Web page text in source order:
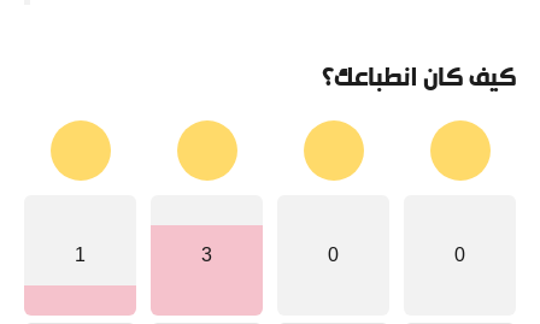
كيف كان انطباعك؟
0
0
3
1